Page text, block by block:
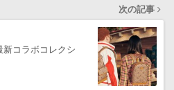
次の記事
新コラボコレクシ